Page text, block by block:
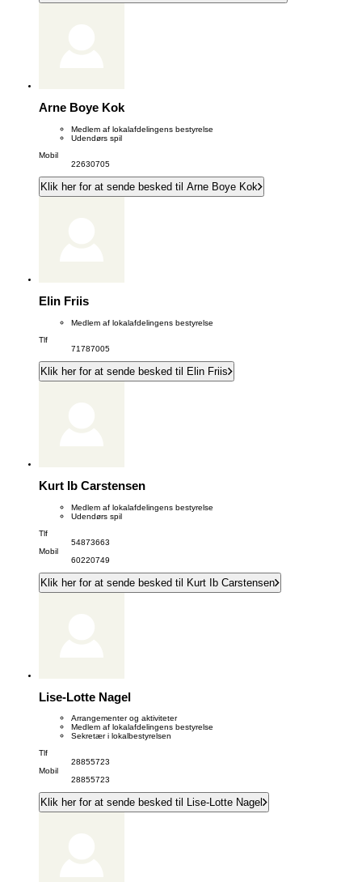
Arne Boye Kok
Medlem af lokalafdelingens bestyrelse
Udendørs spil
Mobil
22630705
Klik her for at sende besked til Arne Boye Kok
Elin Friis
Medlem af lokalafdelingens bestyrelse
Tlf
71787005
Klik her for at sende besked til Elin Friis
Kurt Ib Carstensen
Medlem af lokalafdelingens bestyrelse
Udendørs spil
Tlf
54873663
Mobil
60220749
Klik her for at sende besked til Kurt Ib Carstensen
Lise-Lotte Nagel
Arrangementer og aktiviteter
Medlem af lokalafdelingens bestyrelse
Sekretær i lokalbestyrelsen
Tlf
28855723
Mobil
28855723
Klik her for at sende besked til Lise-Lotte Nagel